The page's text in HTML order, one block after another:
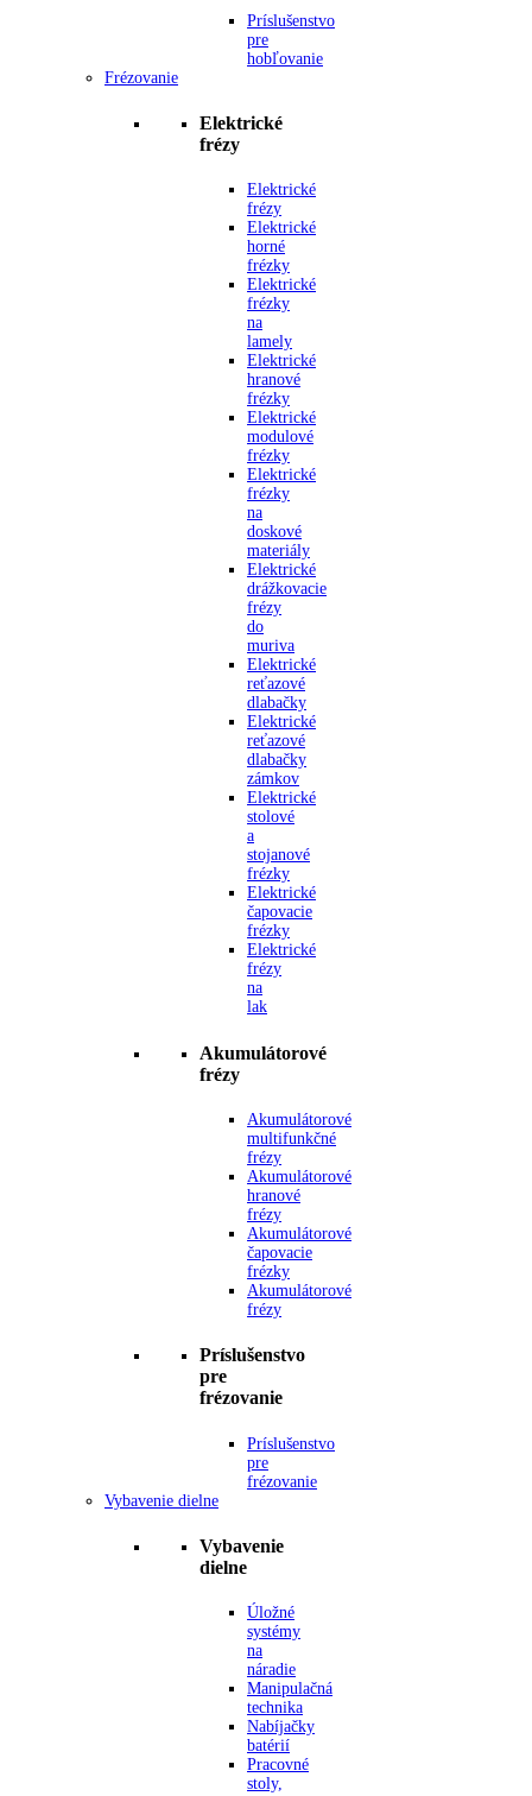
Príslušenstvo
pre
hobľovanie
Frézovanie
Elektrické
frézy
Elektrické
frézy
Elektrické
horné
frézky
Elektrické
frézky
na
lamely
Elektrické
hranové
frézky
Elektrické
modulové
frézky
Elektrické
frézky
na
doskové
materiály
Elektrické
drážkovacie
frézy
do
muriva
Elektrické
reťazové
dlabačky
Elektrické
reťazové
dlabačky
zámkov
Elektrické
stolové
a
stojanové
frézky
Elektrické
čapovacie
frézky
Elektrické
frézy
na
lak
Akumulátorové
frézy
Akumulátorové
multifunkčné
frézy
Akumulátorové
hranové
frézy
Akumulátorové
čapovacie
frézky
Akumulátorové
frézy
Príslušenstvo
pre
frézovanie
Príslušenstvo
pre
frézovanie
Vybavenie dielne
Vybavenie
dielne
Úložné
systémy
na
náradie
Manipulačná
technika
Nabíjačky
batérií
Pracovné
stoly,